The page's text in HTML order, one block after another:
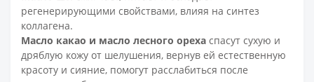
регенерирующими свойствами, влияя на синтез
коллагена.
Масло какао и масло лесного ореха спасут сухую и
дряблую кожу от шелушения, вернув ей естественную
красоту и сияние, помогут расслабиться после